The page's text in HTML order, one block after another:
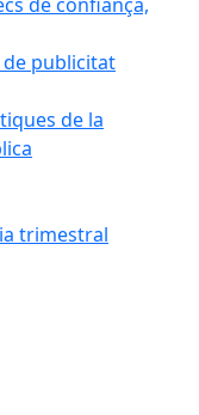
de publicitat
de la
trimestral